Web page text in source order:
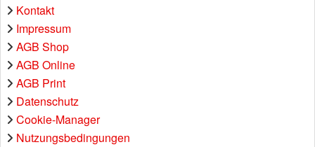
Kontakt
Impressum
AGB Shop
AGB Online
AGB Print
Datenschutz
Cookie-Manager
Nutzungsbedingungen